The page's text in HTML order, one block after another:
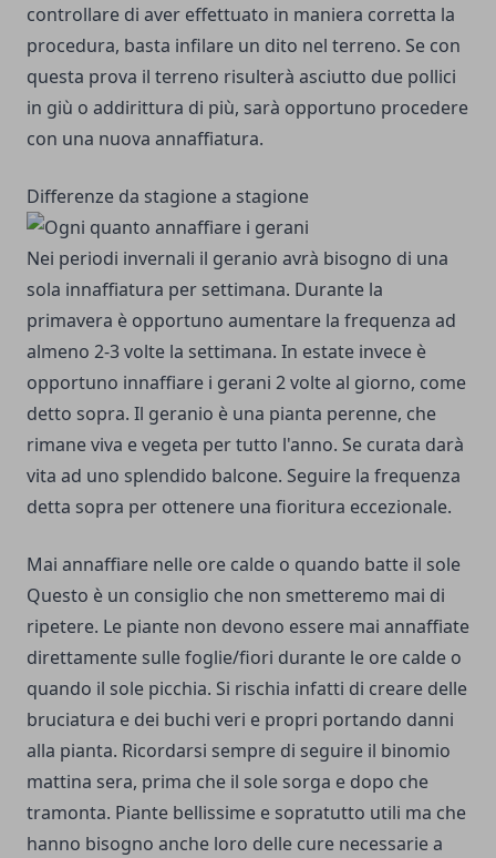
controllare di aver effettuato in maniera corretta la
procedura, basta infilare un dito nel terreno. Se con
questa prova il terreno risulterà asciutto due pollici
in giù o addirittura di più, sarà opportuno procedere
con una nuova annaffiatura.
Differenze da stagione a stagione
Nei periodi invernali il geranio avrà bisogno di una
sola innaffiatura per settimana. Durante la
primavera è opportuno aumentare la frequenza ad
almeno 2-3 volte la settimana. In estate invece è
opportuno innaffiare i gerani 2 volte al giorno, come
detto sopra. Il geranio è una pianta perenne, che
rimane viva e vegeta per tutto l'anno. Se curata darà
vita ad uno splendido balcone. Seguire la frequenza
detta sopra per ottenere una fioritura eccezionale.
Mai annaffiare nelle ore calde o quando batte il sole
Questo è un consiglio che non smetteremo mai di
ripetere. Le piante non devono essere mai annaffiate
direttamente sulle foglie/fiori durante le ore calde o
quando il sole picchia. Si rischia infatti di creare delle
bruciatura e dei buchi veri e propri portando danni
alla pianta. Ricordarsi sempre di seguire il binomio
mattina sera, prima che il sole sorga e dopo che
tramonta. Piante bellissime e sopratutto utili ma che
hanno bisogno anche loro delle cure necessarie a